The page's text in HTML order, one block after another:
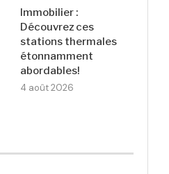
Immobilier :
Découvrez ces
stations thermales
étonnamment
abordables!
4 août 2026